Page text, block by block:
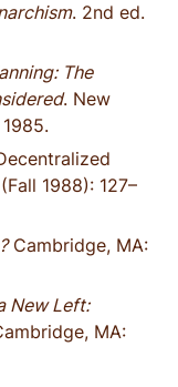
. 2nd ed.
The
. New
1988): 127–
Cambridge, MA:
New Left:
MA: